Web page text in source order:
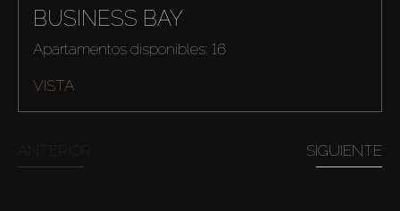
BUSINESS BAY
Apartamentos disponibles: 16
VISTA
SIGUIENTE